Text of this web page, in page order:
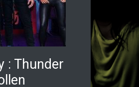
: Thunder